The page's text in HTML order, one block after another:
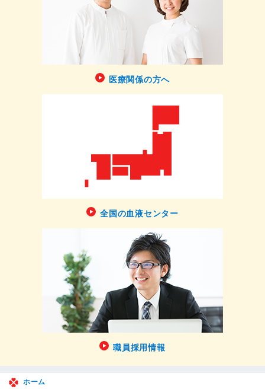
医療関係の方へ
全国の血液センター
職員採用情報
ホーム